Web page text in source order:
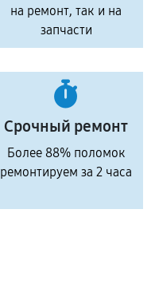
на ремонт, так и на
запчасти
Срочный ремонт
Более 88% поломок
ремонтируем за 2 часа